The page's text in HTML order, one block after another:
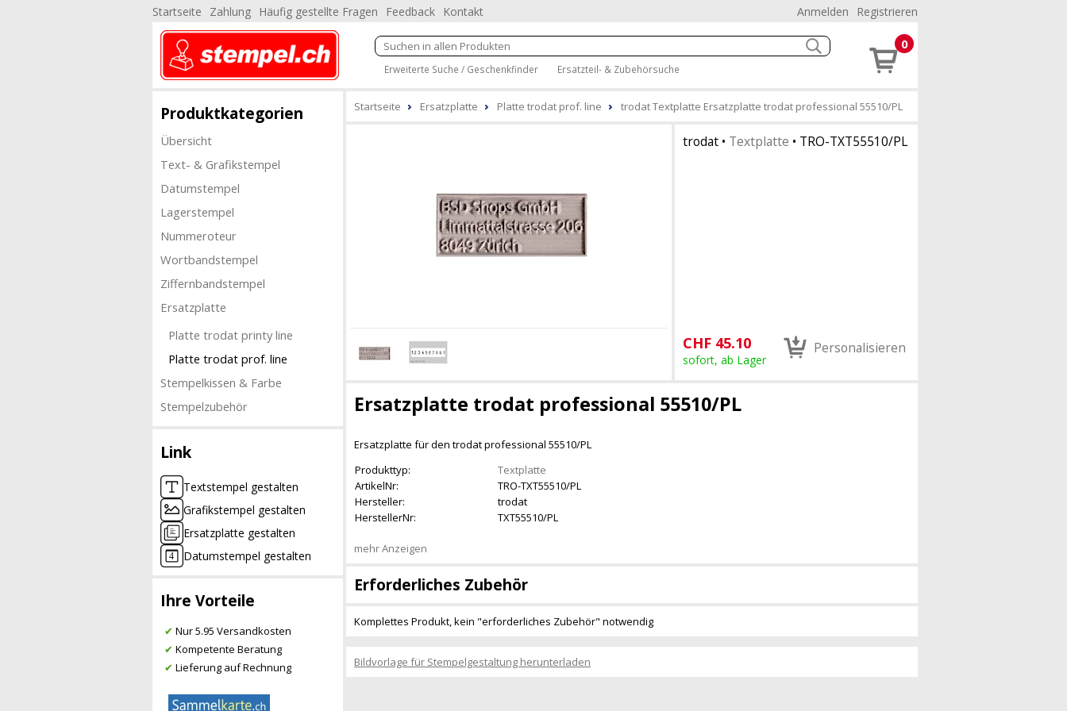
Startseite Zahlung Häufig gestellte Fragen Feedback Kontakt Anmelden Registrieren
Erweiterte Suche / Geschenkfinder Ersatzteil- & Zubehörsuche
0
Produktkategorien
Übersicht
Text- & Grafikstempel
Datumstempel
Lagerstempel
Nummeroteur
Wortbandstempel
Ziffernbandstempel
Ersatzplatte
Platte trodat printy line
Platte trodat prof. line
Stempelkissen & Farbe
Stempelzubehör
Link
Textstempel gestalten
Grafikstempel gestalten
Ersatzplatte gestalten
Datumstempel gestalten
Ihre Vorteile
✔ Nur 5.95 Versandkosten
✔ Kompetente Beratung
✔ Lieferung auf Rechnung
Startseite Ersatzplatte Platte trodat prof. line trodat Textplatte Ersatzplatte trodat professional 55510/PL
trodat • Textplatte • TRO-TXT55510/PL
CHF 45.10
sofort, ab Lager
Personalisieren
Ersatzplatte trodat professional 55510/PL
Ersatzplatte für den trodat professional 55510/PL
Produkttyp:
Textplatte
ArtikelNr:
TRO-TXT55510/PL
Hersteller:
trodat
HerstellerNr:
TXT55510/PL
mehr Anzeigen
Erforderliches Zubehör
Komplettes Produkt, kein "erforderliches Zubehör" notwendig
Bildvorlage für Stempelgestaltung herunterladen